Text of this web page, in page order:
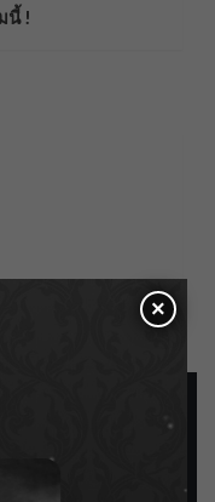
นี้ !
×